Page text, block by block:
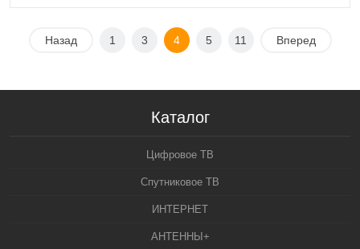
Назад 1 3 4 5 11 Вперед
Каталог
Цифровое ТВ
Спутниковое ТВ
ИНТЕРНЕТ
АНТЕННЫ+